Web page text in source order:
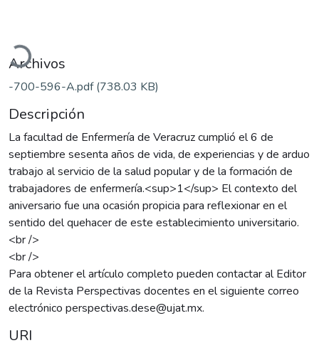
Archivos
-700-596-A.pdf(738.03 KB)
Descripción
La facultad de Enfermería de Veracruz cumplió el 6 de
septiembre sesenta años de vida, de experiencias y de arduo
trabajo al servicio de la salud popular y de la formación de
trabajadores de enfermería.<sup>1</sup> El contexto del
aniversario fue una ocasión propicia para reflexionar en el
sentido del quehacer de este establecimiento universitario.
<br />
<br />
Para obtener el artículo completo pueden contactar al Editor
de la Revista Perspectivas docentes en el siguiente correo
electrónico perspectivas.dese@ujat.mx.
URI